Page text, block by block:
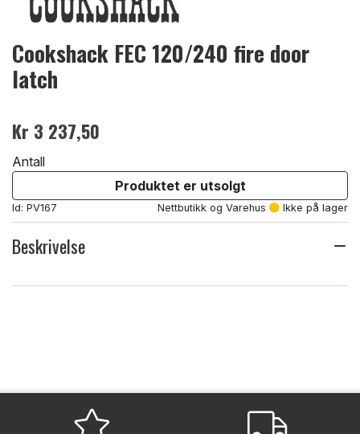
Cookshack FEC 120/240 fire door
latch
Kr 3 237,50
Antall
Produktet er utsolgt
Id: PV167 Nettbutikk og Varehus Ikke på lager
Beskrivelse